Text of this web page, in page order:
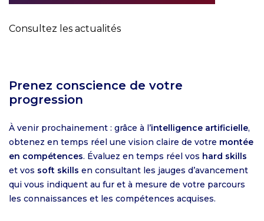
Consultez les actualités
Prenez conscience de votre
progression
À venir prochainement : grâce à l’intelligence artificielle,
obtenez en temps réel une vision claire de votre montée
en compétences. Évaluez en temps réel vos hard skills
et vos soft skills en consultant les jauges d’avancement
qui vous indiquent au fur et à mesure de votre parcours
les connaissances et les compétences acquises.